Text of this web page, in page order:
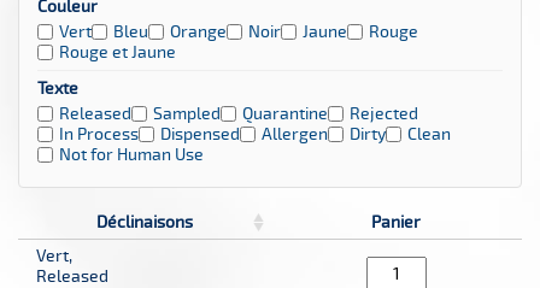
Couleur
Vert
Bleu Orange Noir Jaune
Rouge
Rouge et Jaune
Texte
Released
Sampled Quarantine
Rejected
In Process
Dispensed Allergen Dirty
Clean
Not for Human Use
Déclinaisons
Panier
Vert,
Released